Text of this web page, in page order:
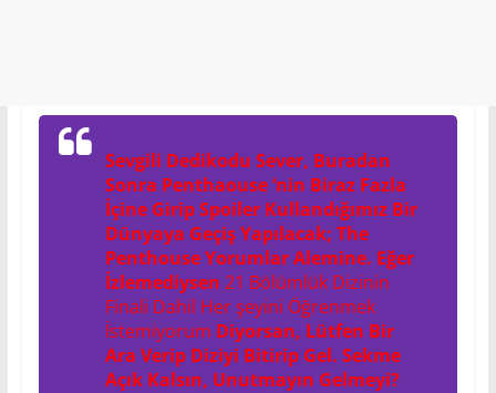
Sevgili Dedikodu Sever, Buradan
Sonra Penthaouse ‘nin Biraz Fazla
İçine Girip Spoiler Kullandığımız Bir
Dünyaya Geçiş Yapılacak; The
Penthouse Yorumlar Alemine. Eğer
İzlemediysen 21 Bölümlük Dizinin
Finali Dahil Her şeyini Öğrenmek
İstemiyorum Diyorsan, Lütfen Bir
Ara Verip Diziyi Bitirip Gel. Sekme
Açık Kalsın, Unutmayın Gelmeyi?